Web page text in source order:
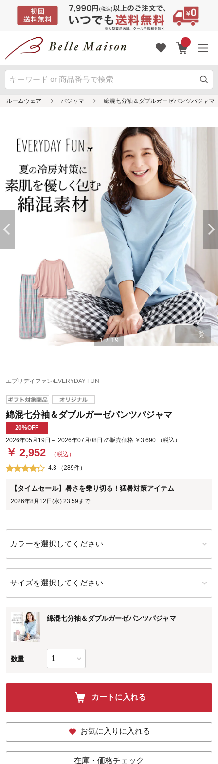
ルームウェア パジャマ 綿混七分袖＆ダブルガーゼパンツパジャマ
1 / 19
一覧
エブリデイファン/EVERYDAY FUN
綿混七分袖＆ダブルガーゼパンツパジャマ
20%OFF
2026年05月19日～ 2026年07月08日 の販売価格 ￥3,690 （税込）
￥ 2,952 （税込）
4.3 （289件）
【タイムセール】暑さを乗り切る！猛暑対策アイテム
2026年8月12日(水) 23:59まで
カラーを選択してください
サイズを選択してください
綿混七分袖＆ダブルガーゼパンツパジャマ
数量
カートに入れる
お気に入りに入れる
在庫・価格チェック